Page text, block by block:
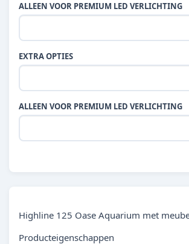
ALLEEN VOOR PREMIUM LED VERLICHTING
EXTRA OPTIES
ALLEEN VOOR PREMIUM LED VERLICHTING
Highline 125 Oase Aquarium met
Producteigenschappen